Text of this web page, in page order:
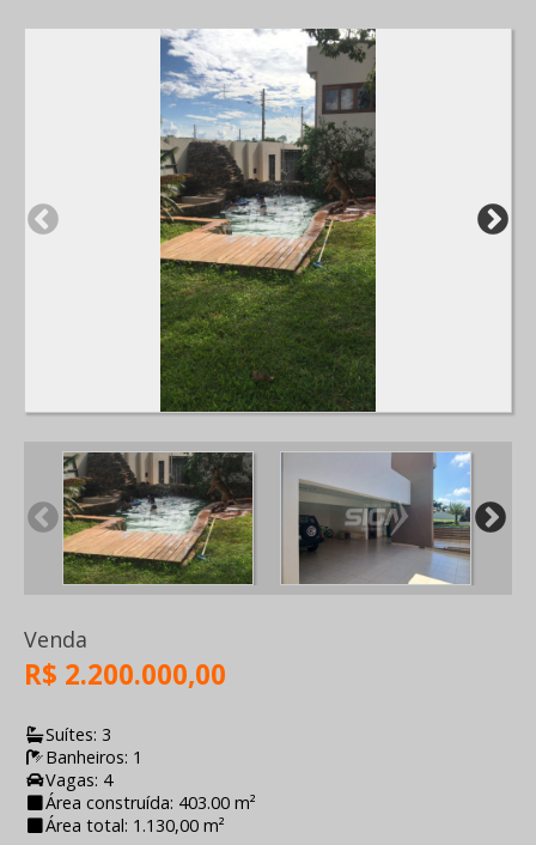
Venda
R$ 2.200.000,00
Suítes: 3
Banheiros: 1
Vagas: 4
Área construída: 403.00 m²
Área total: 1.130,00 m²